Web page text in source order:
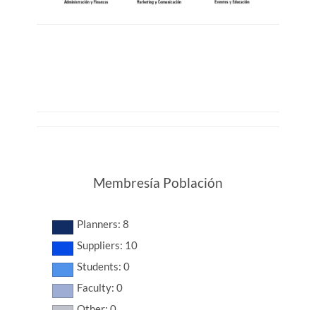
Membresía Población
Planners: 8
Suppliers: 10
Students: 0
Faculty: 0